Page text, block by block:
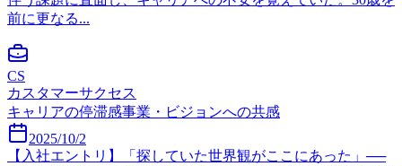
前に更なる...
CS
カスタマーサクセス
キャリアの停滞感事業・ビジョンへの共感
2025/10/2
【入社エントリ】「探していた世界観がここにあった」──